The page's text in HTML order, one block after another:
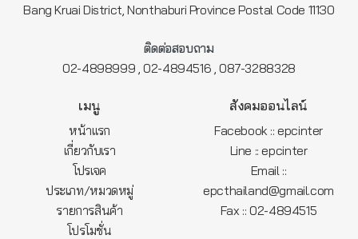
Bang Kruai District, Nonthaburi Province Postal Code 11130
ติดต่อสอบถาม
02-4898999 ,02-4894516 ,087-3288328
เมนู
หน้าแรก
เกี่ยวกับเรา
โปรเจค
ประเภท/หมวดหมู่
รายการสินค้า
โปรโมชั่น
สังคมออนไลน์
Facebook :: epcinter
Line :: epcinter
Email ::
epcthailand@gmail.com
Fax :: 02-4894515